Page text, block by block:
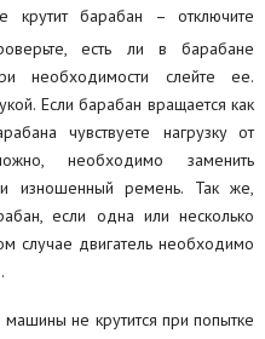
крутит барабан – отключите
есть ли в барабане
необходимости слейте ее.
Если барабан вращается как
чувствуете нагрузку от
необходимо заменить
изношенный ремень. Так же,
если одна или несколько
случае двигатель необходимо
машины не крутится при попытке